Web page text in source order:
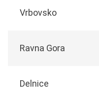
Vrbovsko
Ravna Gora
Delnice